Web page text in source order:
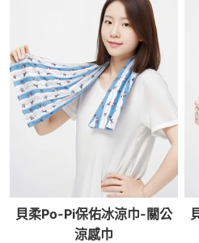
貝柔Po-Pi保佑冰涼巾-關公
涼感巾